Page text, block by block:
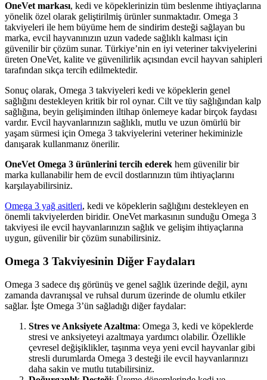
OneVet markası, kedi ve köpeklerinizin tüm beslenme ihtiyaçlarına
yönelik özel olarak geliştirilmiş ürünler sunmaktadır. Omega 3
takviyeleri ile hem büyüme hem de sindirim desteği sağlayan bu
marka, evcil hayvanınızın uzun vadede sağlıklı kalması için
güvenilir bir çözüm sunar. Türkiye’nin en iyi veteriner takviyelerini
üreten OneVet, kalite ve güvenilirlik açısından evcil hayvan sahipleri
tarafından sıkça tercih edilmektedir.
Sonuç olarak, Omega 3 takviyeleri kedi ve köpeklerin genel
sağlığını destekleyen kritik bir rol oynar. Cilt ve tüy sağlığından kalp
sağlığına, beyin gelişiminden iltihap önlemeye kadar birçok faydası
vardır. Evcil hayvanlarınızın sağlıklı, mutlu ve uzun ömürlü bir
yaşam sürmesi için Omega 3 takviyelerini veteriner hekiminizle
danışarak kullanmanız önerilir.
OneVet Omega 3 ürünlerini tercih ederek hem güvenilir bir
marka kullanabilir hem de evcil dostlarınızın tüm ihtiyaçlarını
karşılayabilirsiniz.
Omega 3 yağ asitleri, kedi ve köpeklerin sağlığını destekleyen en
önemli takviyelerden biridir. OneVet markasının sunduğu Omega 3
takviyesi ile evcil hayvanlarınızın sağlık ve gelişim ihtiyaçlarına
uygun, güvenilir bir çözüm sunabilirsiniz.
Omega 3 Takviyesinin Diğer Faydaları
Omega 3 sadece dış görünüş ve genel sağlık üzerinde değil, aynı
zamanda davranışsal ve ruhsal durum üzerinde de olumlu etkiler
sağlar. İşte Omega 3’ün sağladığı diğer faydalar:
Stres ve Anksiyete Azaltma: Omega 3, kedi ve köpeklerde
stresi ve anksiyeteyi azaltmaya yardımcı olabilir. Özellikle
çevresel değişiklikler, taşınma veya yeni evcil hayvanlar gibi
stresli durumlarda Omega 3 desteği ile evcil hayvanlarınızı
daha sakin ve mutlu tutabilirsiniz.